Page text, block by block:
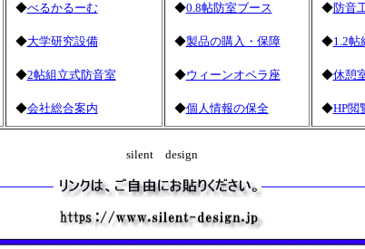
◆べるかるーむ
◆大学研究設備
◆2帖組立式防音室
◆会社総合案内
◆0.8帖防室ブース
◆製品の購入・保障
◆ウィーンオペラ座
◆個人情報の保全
◆防音
◆1.2帖
◆休憩
◆HP閲
silent design